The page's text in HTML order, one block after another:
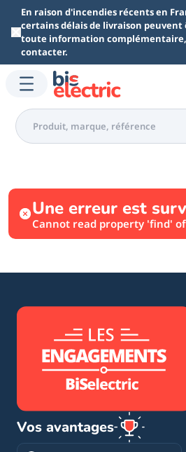
Aller au contenu principal
En raison d'incendies récents en
certains délais de livraison peuvent
toute information
contacter.
Une erreur est
Cannot read property 'find'
Vos avantages